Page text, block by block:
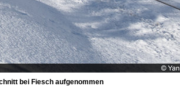
bei Fiesch aufgenommen